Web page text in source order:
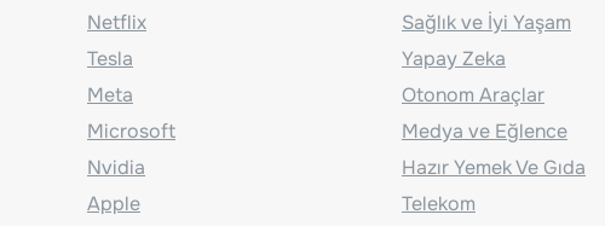
Netflix
Tesla
Meta
Microsoft
Nvidia
Apple
Sağlık ve İyi Yaşam
Yapay Zeka
Otonom Araçlar
Medya ve Eğlence
Hazır Yemek Ve Gıda
Telekom